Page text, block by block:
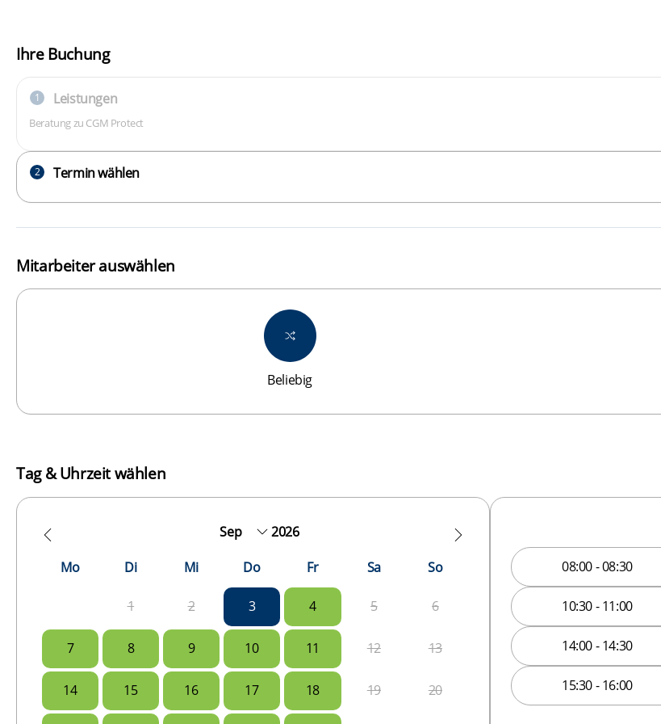
Mitarbeiter auswählen
Beliebig
Tag & Uhrzeit wählen
2026
Mo
Di Mi Do Fr Sa So
1 2 3 4 5 6
7 8 9 10 11 12 13
14 15 16 17 18 19 20
08:00 - 08:30
10:30 - 11:00
14:00 - 14:30
15:30 - 16:00
Ihre Buchung
1 Leistungen
Beratung zu CGM Protect
2 Termin wählen